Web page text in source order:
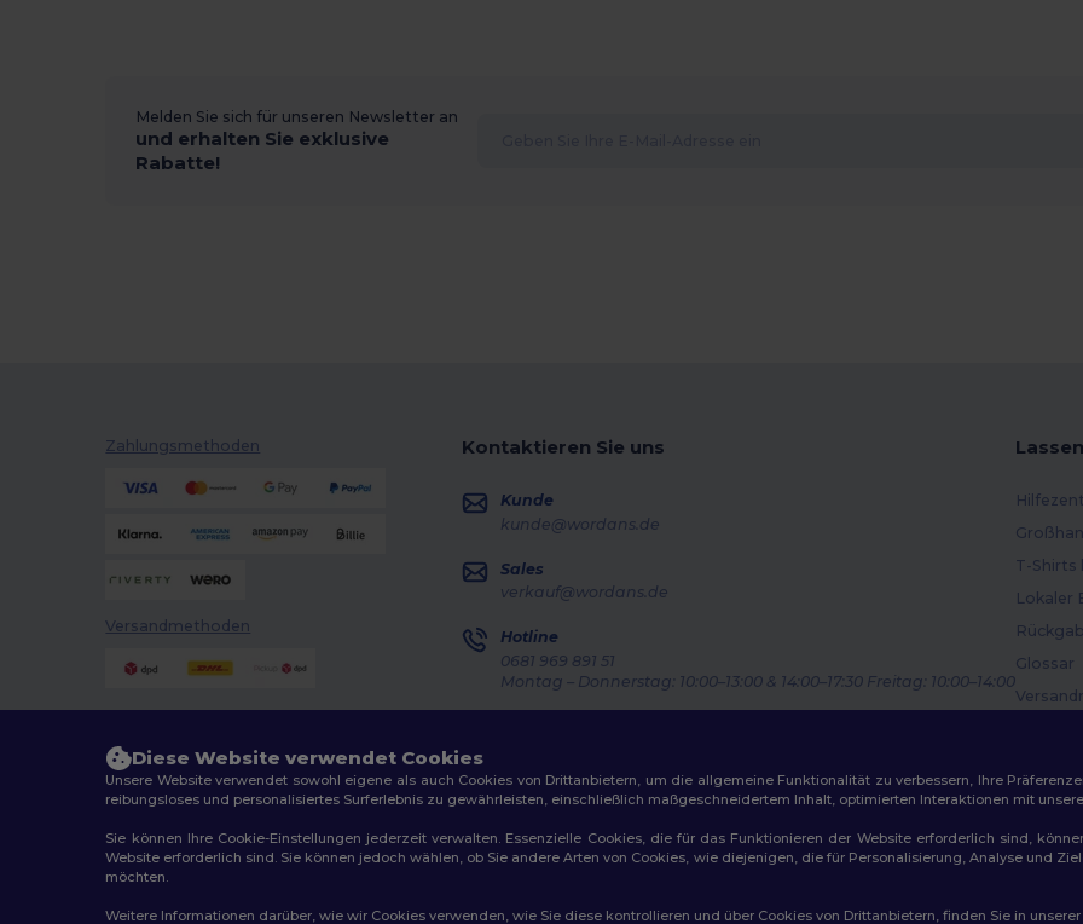
Melden Sie sich für unseren Newsletter an
und erhalten Sie exklusive
Rabatte!
Zahlungsmethoden
Versandmethoden
Kontaktieren Sie uns
Kunde
kunde@wordans.de
Sales
verkauf@wordans.de
Hotline
0681 969 891 51
Montag – Donnerstag: 10:00–13:00 & 14:00–17:30 Freitag: 10:00–14:00
T-Shirts
Lokaler
Glossar
2026. Alle Rechte vorbehalten
Diese Website verwendet Cookies
Unsere Website verwendet sowohl eigene als auch Cookies von Drittanbietern, um die allgemeine Funktionalität zu verbessern, Ihre
reibungsloses und personalisiertes Surferlebnis zu gewährleisten, einschließlich maßgeschneidertem Inhalt, optimierten Interaktionen mit
Sie können Ihre Cookie-Einstellungen jederzeit verwalten. Essenzielle Cookies, die für das Funktionieren der Website erforderlich sind,
Website erforderlich sind. Sie können jedoch wählen, ob Sie andere Arten von Cookies, wie diejenigen, die für Personalisierung, Analyse und
möchten.
Weitere Informationen darüber, wie wir Cookies verwenden, wie Sie diese kontrollieren und über Cookies von Drittanbietern, finden Sie in unserer